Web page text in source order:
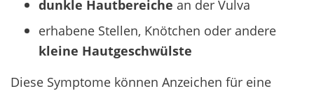
dunkle Hautbereiche an der Vulva
erhabene Stellen, Knötchen oder andere
kleine Hautgeschwülste
Diese Symptome können Anzeichen für eine